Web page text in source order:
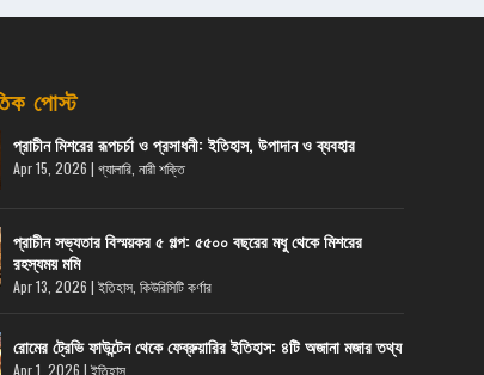
পোস্ট
প্রাচীন মিশরের রূপচর্চা ও প্রসাধনী: ইতিহাস, উপাদান ও ব্যবহার
Apr 15, 2026 | গ্যালারি, নারী শক্তি
প্রাচীন সভ্যতার বিস্ময়কর ৫ গল্প: ৫৫০০ বছরের মধু থেকে মিশরের
রহস্যময় মমি
Apr 13, 2026 | ইতিহাস, কিউরিসিটি কর্ণার
রোমের ট্রেভি ফাউন্টেন থেকে ফেব্রুয়ারির ইতিহাস: ৪টি অজানা মজার তথ্য
Apr 1, 2026 | ইতিহাস